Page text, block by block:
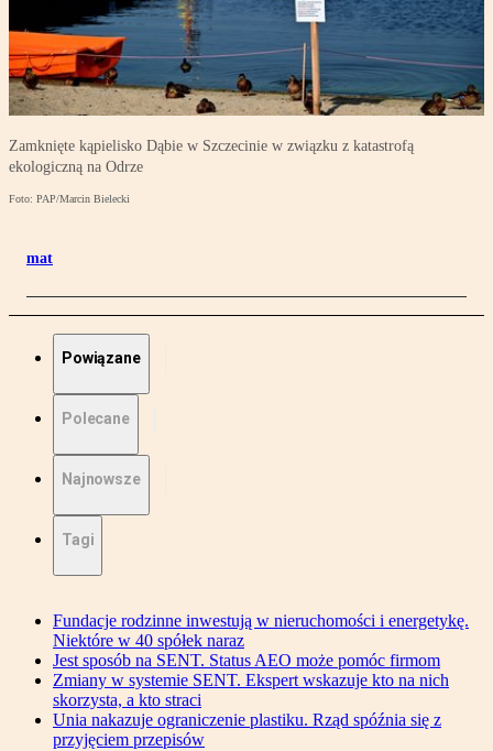
Zamknięte kąpielisko Dąbie w Szczecinie w związku z katastrofą
ekologiczną na Odrze
Foto: PAP/Marcin Bielecki
mat
Powiązane
Polecane
Najnowsze
Tagi
Fundacje rodzinne inwestują w nieruchomości i energetykę.
Niektóre w 40 spółek naraz
Jest sposób na SENT. Status AEO może pomóc firmom
Zmiany w systemie SENT. Ekspert wskazuje kto na nich
skorzysta, a kto straci
Unia nakazuje ograniczenie plastiku. Rząd spóźnia się z
przyjęciem przepisów